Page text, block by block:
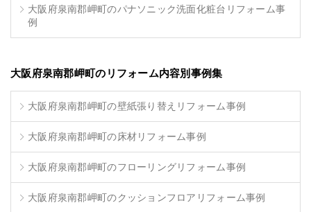
大阪府泉南郡岬町のパナソニック洗面化粧台リフォーム事
例
大阪府泉南郡岬町のリフォーム内容別事例集
大阪府泉南郡岬町の壁紙張り替えリフォーム事例
大阪府泉南郡岬町の床材リフォーム事例
大阪府泉南郡岬町のフローリングリフォーム事例
大阪府泉南郡岬町のクッションフロアリフォーム事例